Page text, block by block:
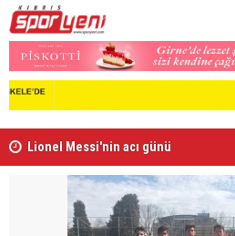
Lionel Messi'nin acı günü